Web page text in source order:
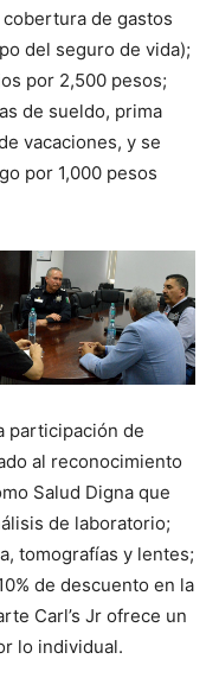
de gastos
del seguro de vida);
por 2,500 pesos;
de sueldo, prima
vacaciones, y se
por 1,000 pesos
participación de
al reconocimiento
Salud Digna que
de laboratorio;
tomografías y lentes;
de descuento en la
Carl’s Jr ofrece un
lo individual.